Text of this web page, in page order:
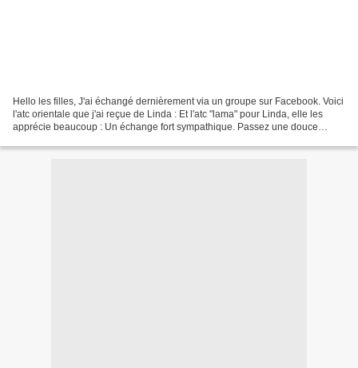
Hello les filles, J'ai échangé dernièrement via un groupe sur Facebook. Voici
l'atc orientale que j'ai reçue de Linda : Et l'atc "lama" pour Linda, elle les
apprécie beaucoup : Un échange fort sympathique. Passez une douce